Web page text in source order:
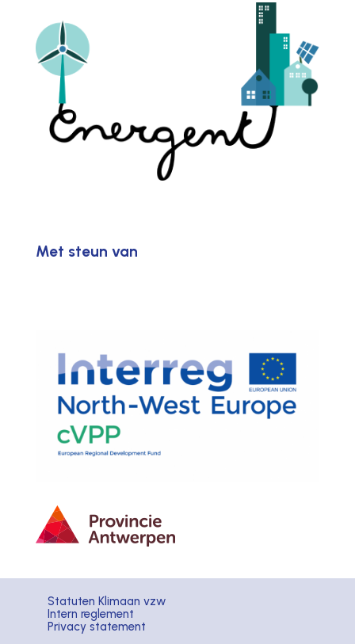
Met steun van
Statuten Klimaan vzw
Intern reglement
Privacy statement